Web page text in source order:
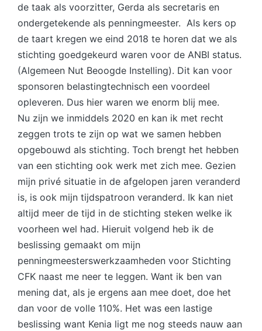
de taak als voorzitter, Gerda als secretaris en
ondergetekende als penningmeester. Als kers op
de taart kregen we eind 2018 te horen dat we als
stichting goedgekeurd waren voor de ANBI status.
(Algemeen Nut Beoogde Instelling). Dit kan voor
sponsoren belastingtechnisch een voordeel
opleveren. Dus hier waren we enorm blij mee.
Nu zijn we inmiddels 2020 en kan ik met recht
zeggen trots te zijn op wat we samen hebben
opgebouwd als stichting. Toch brengt het hebben
van een stichting ook werk met zich mee. Gezien
mijn privé situatie in de afgelopen jaren veranderd
is, is ook mijn tijdspatroon veranderd. Ik kan niet
altijd meer de tijd in de stichting steken welke ik
voorheen wel had. Hieruit volgend heb ik de
beslissing gemaakt om mijn
penningmeesterswerkzaamheden voor Stichting
CFK naast me neer te leggen. Want ik ben van
mening dat, als je ergens aan mee doet, doe het
dan voor de volle 110%. Het was een lastige
beslissing want Kenia ligt me nog steeds nauw aan